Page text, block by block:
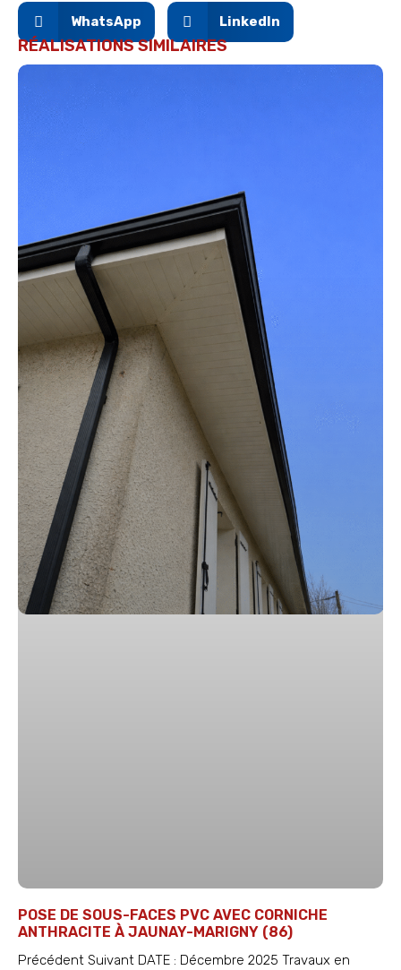
WhatsApp LinkedIn
RÉALISATIONS SIMILAIRES
POSE DE SOUS-FACES PVC AVEC CORNICHE
ANTHRACITE À JAUNAY-MARIGNY (86)
Précédent Suivant DATE : Décembre 2025 Travaux en